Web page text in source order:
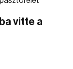
vitte a